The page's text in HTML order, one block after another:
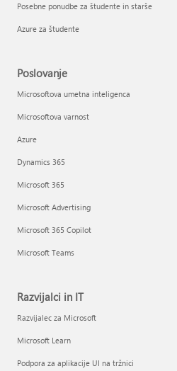
Posebne ponudbe za študente in starše
Azure za študente
Poslovanje
Microsoftova umetna inteligenca
Microsoftova varnost
Azure
Dynamics 365
Microsoft 365
Microsoft Advertising
Microsoft 365 Copilot
Microsoft Teams
Razvijalci in IT
Razvijalec za Microsoft
Microsoft Learn
Podpora za aplikacije UI na tržnici